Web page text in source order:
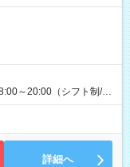
日150個配達×25日勤務
～20:00（シフト制/実
週4も有り） ※配達状況
件により多少の前後あ
詳細へ